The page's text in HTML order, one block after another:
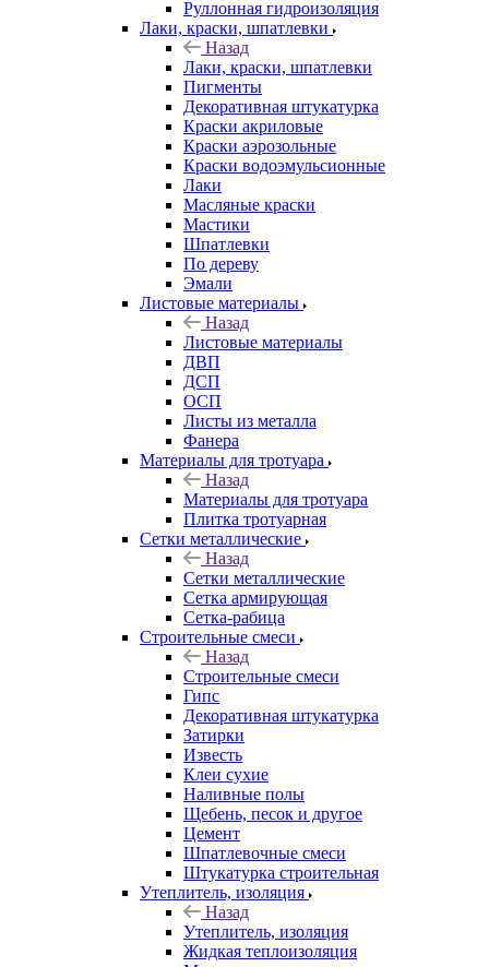
Руллонная гидроизоляция
Лаки, краски, шпатлевки
Назад
Лаки, краски, шпатлевки
Пигменты
Декоративная штукатурка
Краски акриловые
Краски аэрозольные
Краски водоэмульсионные
Лаки
Масляные краски
Мастики
Шпатлевки
По дереву
Эмали
Листовые материалы
Назад
Листовые материалы
ДВП
ДСП
ОСП
Листы из металла
Фанера
Материалы для тротуара
Назад
Материалы для тротуара
Плитка тротуарная
Сетки металлические
Назад
Сетки металлические
Сетка армирующая
Сетка-рабица
Строительные смеси
Назад
Строительные смеси
Гипс
Декоративная штукатурка
Затирки
Известь
Клеи сухие
Наливные полы
Щебень, песок и другое
Цемент
Шпатлевочные смеси
Штукатурка строительная
Утеплитель, изоляция
Назад
Утеплитель, изоляция
Жидкая теплоизоляция